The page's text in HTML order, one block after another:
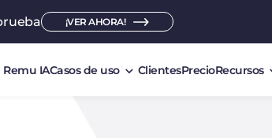
¡VER AHORA!
Remu IACasos de uso ClientesPrecioRecursos